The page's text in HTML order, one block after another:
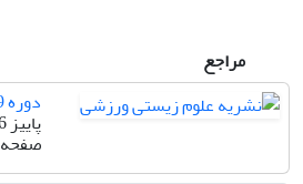
مراجع
دوره 9، شماره 3
پاییز 1396
صفحه